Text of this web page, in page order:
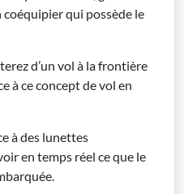
qui possède le
d’un vol à la frontière
à ce concept de vol en
à des lunettes
en temps réel ce que le